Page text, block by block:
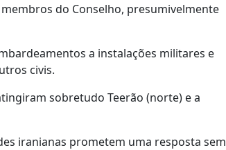
do Conselho, presumivelmente
a instalações militares e
civis.
sobretudo Teerão (norte) e a
iranianas prometem uma resposta sem